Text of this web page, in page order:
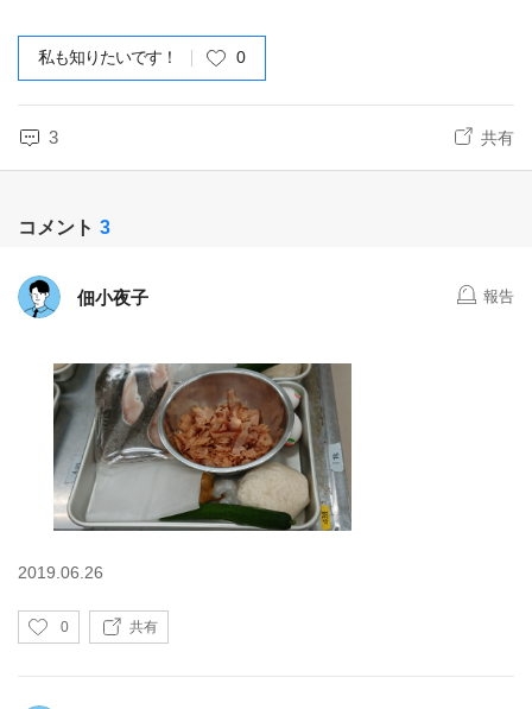
私も知りたいです！ 0
3 共有
コメント 3
佃小夜子 報告
2019.06.26
い
0 共有